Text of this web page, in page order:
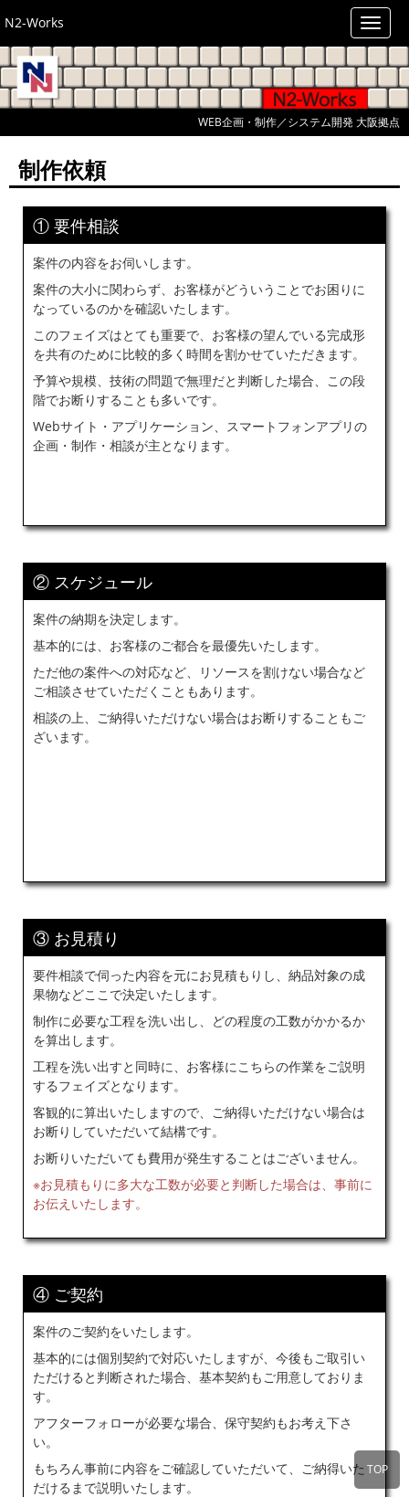
N2-Works
WEB企画・制作／システム開発 大阪拠点
制作依頼
① 要件相談
案件の内容をお伺いします。
案件の大小に関わらず、お客様がどういうことでお困りに
なっているのかを確認いたします。
このフェイズはとても重要で、お客様の望んでいる完成形
を共有のために比較的多く時間を割かせていただきます。
予算や規模、技術の問題で無理だと判断した場合、この段
階でお断りすることも多いです。
Webサイト・アプリケーション、スマートフォンアプリの
企画・制作・相談が主となります。
② スケジュール
案件の納期を決定します。
基本的には、お客様のご都合を最優先いたします。
ただ他の案件への対応など、リソースを割けない場合など
ご相談させていただくこともあります。
相談の上、ご納得いただけない場合はお断りすることもご
ざいます。
③ お見積り
要件相談で伺った内容を元にお見積もりし、納品対象の成
果物などここで決定いたします。
制作に必要な工程を洗い出し、どの程度の工数がかかるか
を算出します。
工程を洗い出すと同時に、お客様にこちらの作業をご説明
するフェイズとなります。
客観的に算出いたしますので、ご納得いただけない場合は
お断りしていただいて結構です。
お断りいただいても費用が発生することはございません。
※お見積もりに多大な工数が必要と判断した場合は、事前に
お伝えいたします。
④ ご契約
案件のご契約をいたします。
基本的には個別契約で対応いたしますが、今後もご取引い
ただけると判断された場合、基本契約もご用意しておりま
す。
アフターフォローが必要な場合、保守契約もお考え下さ
い。
もちろん事前に内容をご確認していただいて、ご納得いた
だけるまで説明いたします。
TOP